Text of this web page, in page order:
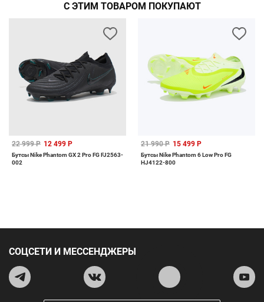
С ЭТИМ ТОВАРОМ ПОКУПАЮТ
22 999 Р 12 499 Р
Бутсы Nike Phantom GX 2 Pro FG FJ2563-
002
21 990 Р 15 499 Р
Бутсы Nike Phantom 6 Low Pro FG
HJ4122-800
СОЦСЕТИ И МЕССЕНДЖЕРЫ